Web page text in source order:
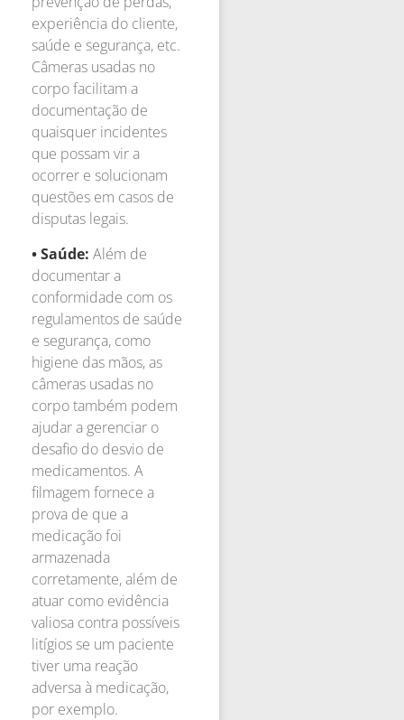
experiência do cliente,
saúde e segurança, etc.
Câmeras usadas no
corpo facilitam a
documentação de
quaisquer incidentes
que possam vir a
ocorrer e solucionam
questões em casos de
disputas legais.
• Saúde: Além de
documentar a
conformidade com os
regulamentos de saúde
e segurança, como
higiene das mãos, as
câmeras usadas no
corpo também podem
ajudar a gerenciar o
desafio do desvio de
medicamentos. A
filmagem fornece a
prova de que a
medicação foi
armazenada
corretamente, além de
atuar como evidência
valiosa contra possíveis
litígios se um paciente
tiver uma reação
adversa à medicação,
por exemplo.